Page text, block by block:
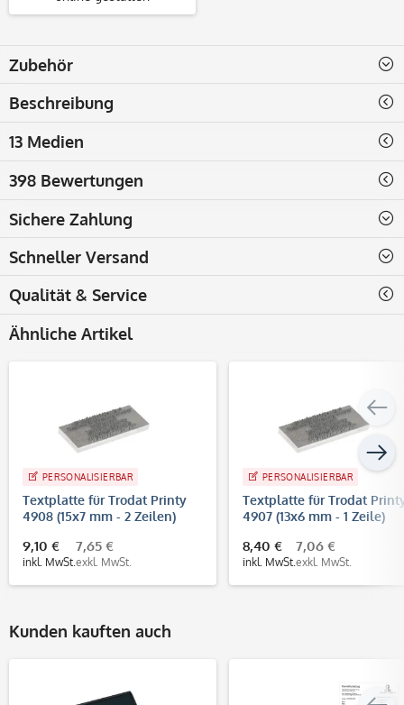
Zubehör
Beschreibung
13 Medien
398 Bewertungen
Sichere Zahlung
Schneller Versand
Qualität & Service
Ähnliche Artikel
PERSONALISIERBAR
Textplatte für Trodat Printy
4908 (15x7 mm - 2 Zeilen)
9,10 €
inkl. MwSt.
7,65 €
exkl. MwSt.
PERSONALISIERBAR
Textplatte für Trodat
4907 (13x6 mm - 1 Zeile)
8,40 €
inkl. MwSt.
7,06 €
exkl. MwSt.
Kunden kauften auch